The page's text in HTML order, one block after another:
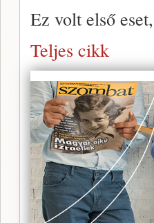
Ez volt első
Teljes cikk